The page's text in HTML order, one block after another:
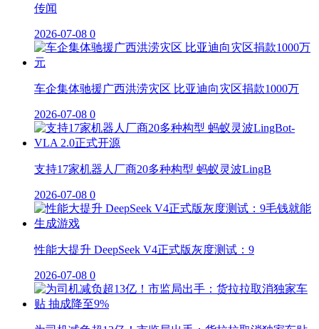
传闻
2026-07-08 0
车企集体驰援广西洪涝灾区 比亚迪向灾区捐款1000万
2026-07-08 0
支持17家机器人厂商20多种构型 蚂蚁灵波LingB
2026-07-08 0
性能大提升 DeepSeek V4正式版灰度测试：9
2026-07-08 0